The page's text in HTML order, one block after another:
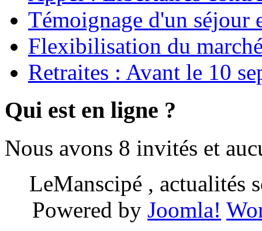
Témoignage d'un séjour
Flexibilisation du
Retraites : Avant le 10
Qui est en ligne ?
Nous avons 8 invités et
LeManscipé , actualités
Powered by Joomla!